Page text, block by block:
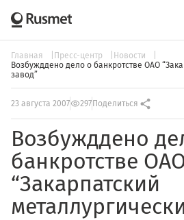
Главная Пресс-центр
Новости
Возбужддено дело о банкротстве ОАО
завод”
23 августа 2007 297 Поделиться
Возбужддено
банкротстве
“Закарпатский